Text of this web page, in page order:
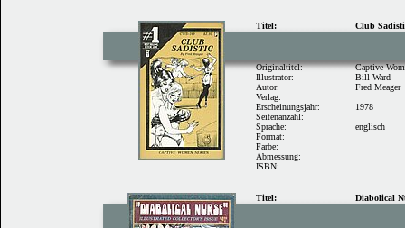
Titel: Club
Originaltitel:
Illustrator:
Autor:
Verlag:
Captive
Bill Ward
Fred Meager
Erscheinungsjahr:
Seitenanzahl:
Sprache:
Format:
Farbe:
Abmessung:
ISBN:
1978
englisch
Titel: Diabolical